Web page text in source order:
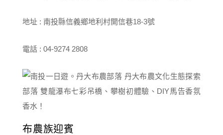
地址 : 南投縣信義鄉地利村開信巷18-3號
電話 : 04-9274 2808
布農族迎賓